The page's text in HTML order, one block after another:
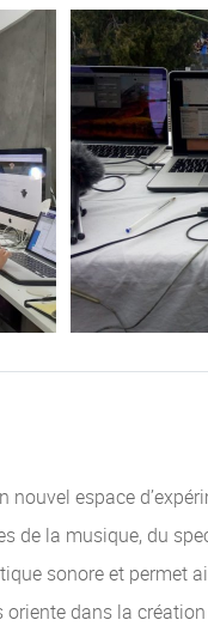
nouvel espace
de la musique, du
sonore et permet
dans la